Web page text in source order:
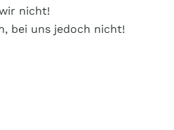
nicht!
bei uns jedoch nicht!